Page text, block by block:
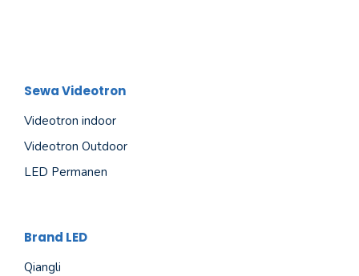
Sewa Videotron
Videotron indoor
Videotron Outdoor
LED Permanen
Brand LED
Qiangli